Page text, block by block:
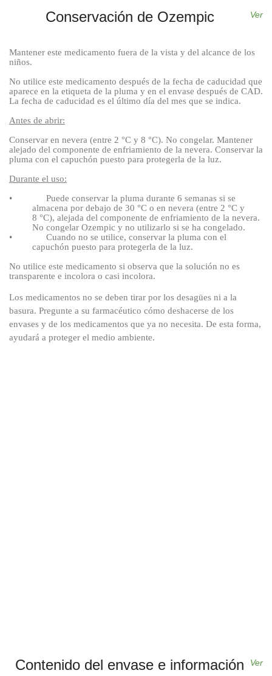
Ver
Conservación de Ozempic
Mantener este medicamento fuera de la vista y del alcance de los
niños.
No utilice este medicamento después de la fecha de caducidad que
aparece en la etiqueta de la pluma y en el envase después de CAD.
La fecha de caducidad es el último día del mes que se indica.
Antes de abrir:
Conservar en nevera (entre 2 °C y 8 °C). No congelar. Mantener
alejado del componente de enfriamiento de la nevera. Conservar la
pluma con el capuchón puesto para protegerla de la luz.
Durante el uso:
•
Puede conservar la pluma durante 6 semanas si se
almacena por debajo de 30 °C o en nevera (entre 2 °C y
8 °C), alejada del componente de enfriamiento de la nevera.
No congelar Ozempic y no utilizarlo si se ha congelado.
•
Cuando no se utilice, conservar la pluma con el
capuchón puesto para protegerla de la luz.
No utilice este medicamento si observa que la solución no es
transparente e incolora o casi incolora.
Los medicamentos no se deben tirar por los desagües ni a la
basura. Pregunte a su farmacéutico cómo deshacerse de los
envases y de los medicamentos que ya no necesita. De esta forma,
ayudará a proteger el medio ambiente.
Ver
Contenido del envase e información